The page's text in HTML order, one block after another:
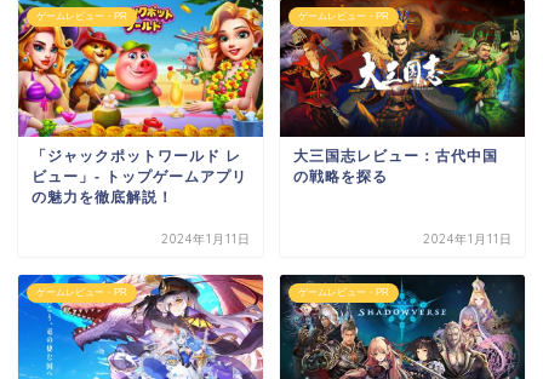
ゲームレビュー・PR
「ジャックポットワールド レ
ビュー」- トップゲームアプリ
の魅力を徹底解説！
2024年1月11日
ゲームレビュー・PR
大三国志レビュー：古代中国
の戦略を探る
2024年1月11日
ゲームレビュー・PR ゲームレビュー・PR